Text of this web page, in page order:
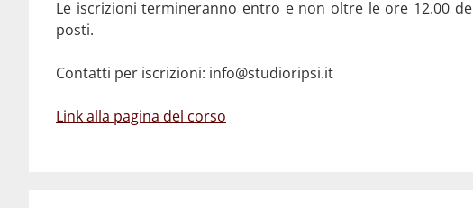
Le iscrizioni termineranno entro e non oltre le ore 12.00
posti.
Contatti per iscrizioni: info@studioripsi.it
Link alla pagina del corso